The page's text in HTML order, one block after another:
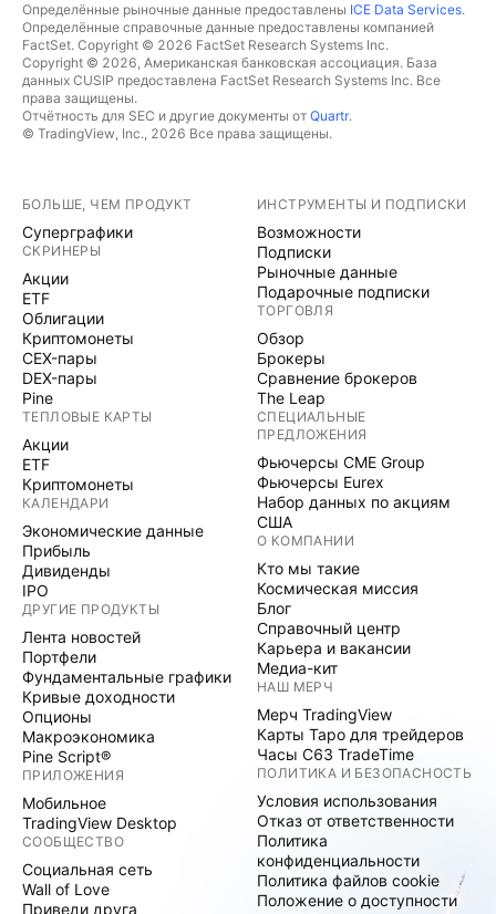
Определённые рыночные данные предоставлены ICE Data Services.
Определённые справочные данные предоставлены компанией
FactSet. Copyright © 2026 FactSet Research Systems Inc.
Copyright © 2026, Американская банковская ассоциация. База
данных CUSIP предоставлена FactSet Research Systems Inc. Все
права защищены.
Отчётность для SEC и другие документы от Quartr.
© TradingView, Inc., 2026 Все права защищены.
БОЛЬШЕ, ЧЕМ ПРОДУКТ
Суперграфики
СКРИНЕРЫ
Акции
ETF
Облигации
Криптомонеты
CEX-пары
DEX-пары
Pine
ТЕПЛОВЫЕ КАРТЫ
Акции
ETF
Криптомонеты
КАЛЕНДАРИ
Экономические данные
Прибыль
Дивиденды
IPO
ДРУГИЕ ПРОДУКТЫ
Лента новостей
Портфели
Фундаментальные графики
Кривые доходности
Опционы
Макроэкономика
Pine Script®
ПРИЛОЖЕНИЯ
Мобильное
TradingView Desktop
СООБЩЕСТВО
Социальная сеть
Wall of Love
Приведи друга
ИНСТРУМЕНТЫ И ПОДПИСКИ
Возможности
Подписки
Рыночные данные
Подарочные подписки
ТОРГОВЛЯ
Обзор
Брокеры
Сравнение брокеров
The Leap
СПЕЦИАЛЬНЫЕ
ПРЕДЛОЖЕНИЯ
Фьючерсы CME Group
Фьючерсы Eurex
Набор данных по акциям
США
О КОМПАНИИ
Кто мы такие
Космическая миссия
Блог
Справочный центр
Карьера и вакансии
Медиа-кит
НАШ МЕРЧ
Мерч TradingView
Карты Таро для трейдеров
Часы C63 TradeTime
ПОЛИТИКА И БЕЗОПАСНОСТЬ
Условия использования
Отказ от ответственности
Политика
конфиденциальности
Политика файлов cookie
Положение о доступности